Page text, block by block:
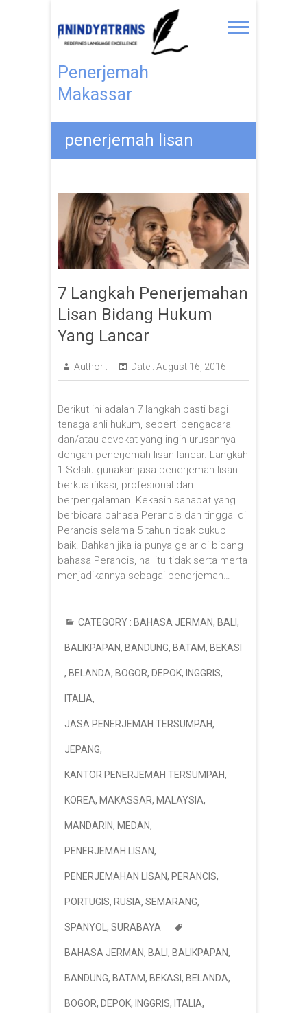
Penerjemah
Makassar
penerjemah lisan
7 Langkah Penerjemahan
Lisan Bidang Hukum
Yang Lancar
Author : Date : August 16, 2016
Berikut ini adalah 7 langkah pasti bagi
tenaga ahli hukum, seperti pengacara
dan/atau advokat yang ingin urusannya
dengan penerjemah lisan lancar. Langkah
1 Selalu gunakan jasa penerjemah lisan
berkualifikasi, profesional dan
berpengalaman. Kekasih sahabat yang
berbicara bahasa Perancis dan tinggal di
Perancis selama 5 tahun tidak cukup
baik. Bahkan jika ia punya gelar di bidang
bahasa Perancis, hal itu tidak serta merta
menjadikannya sebagai penerjemah…
CATEGORY : BAHASA JERMAN, BALI ,
BALIKPAPAN, BANDUNG, BATAM, BEKASI
, BELANDA, BOGOR, DEPOK, INGGRIS,
ITALIA,
JASA PENERJEMAH TERSUMPAH,
JEPANG,
KANTOR PENERJEMAH TERSUMPAH,
KOREA, MAKASSAR, MALAYSIA,
MANDARIN, MEDAN,
PENERJEMAH LISAN,
PENERJEMAHAN LISAN, PERANCIS,
PORTUGIS, RUSIA, SEMARANG,
SPANYOL , SURABAYA
BAHASA JERMAN, BALI , BALIKPAPAN,
BANDUNG, BATAM, BEKASI , BELANDA,
BOGOR, DEPOK, INGGRIS, ITALIA,